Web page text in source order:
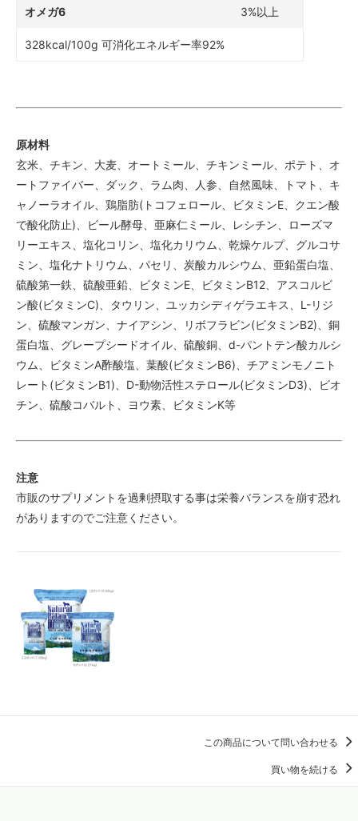
オメガ6 3%以上
328kcal/100g 可消化エネルギー率92%
原材料
玄米、チキン、大麦、オートミール、チキンミール、ポテト、オ
ートファイバー、ダック、ラム肉、人参、自然風味、トマト、キ
ャノーラオイル、鶏脂肪(トコフェロール、ビタミンE、クエン酸
で酸化防止)、ビール酵母、亜麻仁ミール、レシチン、ローズマ
リーエキス、塩化コリン、塩化カリウム、乾燥ケルプ、グルコサ
ミン、塩化ナトリウム、パセリ、炭酸カルシウム、亜鉛蛋白塩、
硫酸第一鉄、硫酸亜鉛、ビタミンE、ビタミンB12、アスコルビ
ン酸(ビタミンC)、タウリン、ユッカシディゲラエキス、L-リジ
ン、硫酸マンガン、ナイアシン、リボフラビン(ビタミンB2)、銅
蛋白塩、グレープシードオイル、硫酸銅、d-パントテン酸カルシ
ウム、ビタミンA酢酸塩、葉酸(ビタミンB6)、チアミンモノニト
レート(ビタミンB1)、D-動物活性ステロール(ビタミンD3)、ビオ
チン、硫酸コバルト、ヨウ素、ビタミンK等
注意
市販のサプリメントを過剰摂取する事は栄養バランスを崩す恐れ
がありますのでご注意ください。
この商品について問い合わせる
買い物を続ける